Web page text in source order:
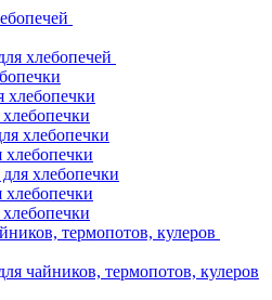
хлебопечей
хлебопечки
хлебопечки
хлебопечки
термопотов, кулеров
чайников, термопотов, кулеров